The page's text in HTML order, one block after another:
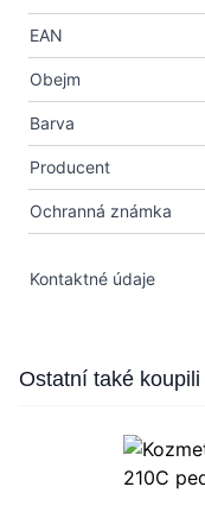
EAN
Obejm
Barva
Producent
Ochranná známka
Kontaktné údaje
Press to skip carousel
Ostatní také koupili